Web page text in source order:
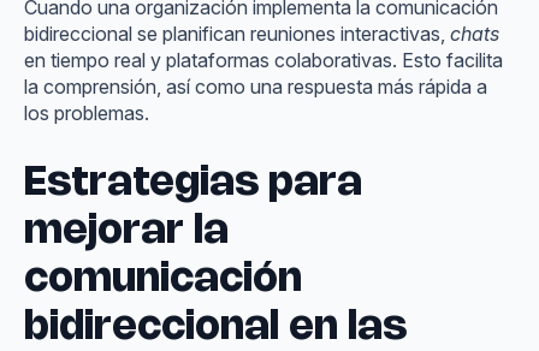
Cuando una organización implementa la comunicación
bidireccional se planifican reuniones interactivas, chats
en tiempo real y plataformas colaborativas. Esto facilita
la comprensión, así como una respuesta más rápida a
los problemas.
Estrategias para
mejorar la
comunicación
bidireccional en las